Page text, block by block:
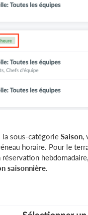
la sous-catégorie Saison,
horaire. Pour le
saisonnière.